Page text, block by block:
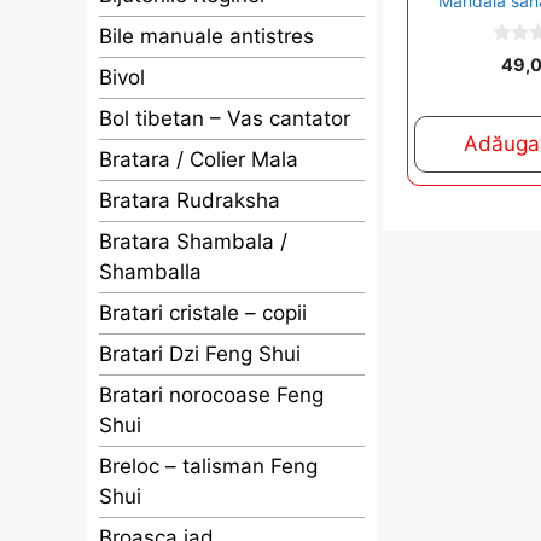
o
f
Bile manuale antistres
Bivol
Bol tibetan – Vas cantator
Bratara / Colier Mala
Bratara Rudraksha
Bratara Shambala /
Shamballa
Bratari cristale – copii
Bratari Dzi Feng Shui
Bratari norocoase Feng
Shui
Breloc – talisman Feng
Shui